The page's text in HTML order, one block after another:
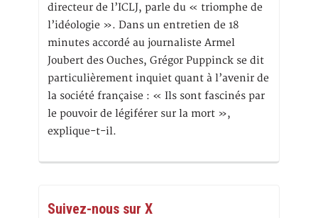
directeur de l’ICLJ, parle du « triomphe de
l’idéologie ». Dans un entretien de 18
minutes accordé au journaliste Armel
Joubert des Ouches, Grégor Puppinck se dit
particulièrement inquiet quant à l’avenir de
la société française : « Ils sont fascinés par
le pouvoir de légiférer sur la mort »,
explique-t-il.
Suivez-nous sur X